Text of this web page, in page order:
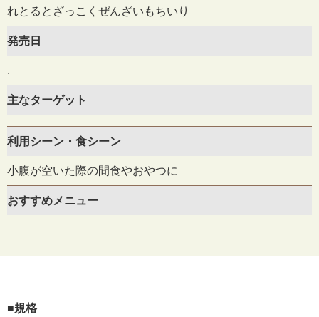
れとるとざっこくぜんざいもちいり
発売日
.
主なターゲット
利用シーン・食シーン
小腹が空いた際の間食やおやつに
おすすめメニュー
■規格